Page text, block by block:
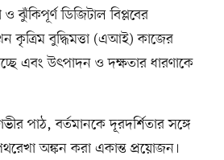
ঝুঁকিপূর্ণ ডিজিটাল বিপ্লবের
কৃত্রিম বুদ্ধিমত্তা (এআই) কাজের
এবং উৎপাদন ও দক্ষতার ধারণাকে
পাঠ, বর্তমানকে দূরদর্শিতার সঙ্গে
অঙ্কন করা একান্ত প্রয়োজন।